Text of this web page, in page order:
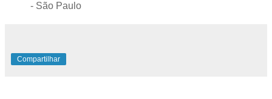
- São Paulo
Compartilhar